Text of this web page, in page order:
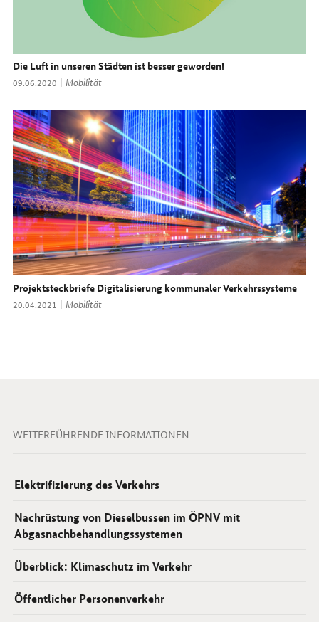
Die Luft in unseren Städten ist besser geworden!
Datum:
09.06.2020 Thema:
Mobilität
Projektsteckbriefe Digitalisierung kommunaler Verkehrssysteme
Datum:
20.04.2021 Thema:
Mobilität
WEITERFÜHRENDE INFORMATIONEN
Elektrifizierung des Verkehrs
Nachrüstung von Dieselbussen im ÖPNV mit
Abgasnachbehandlungssystemen
Überblick: Klimaschutz im Verkehr
Öffentlicher Personenverkehr